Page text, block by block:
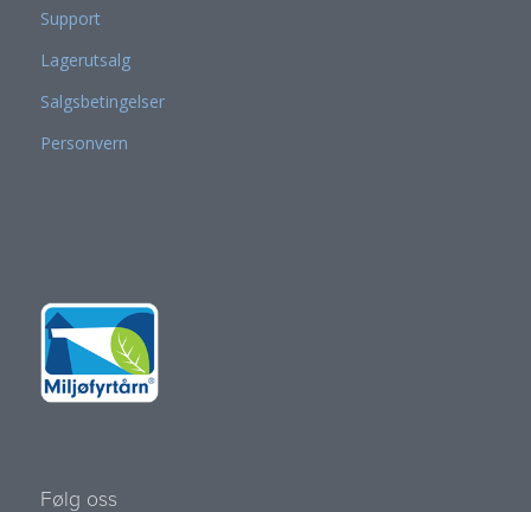
Support
Lagerutsalg
Salgsbetingelser
Personvern
Følg oss